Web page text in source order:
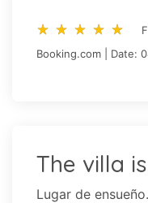
star_rate star_rate star_rate star_rate star_rate
star_rate star_rate star_rate star_rate star_rate
Booking.com | Date:
The villa
Lugar de